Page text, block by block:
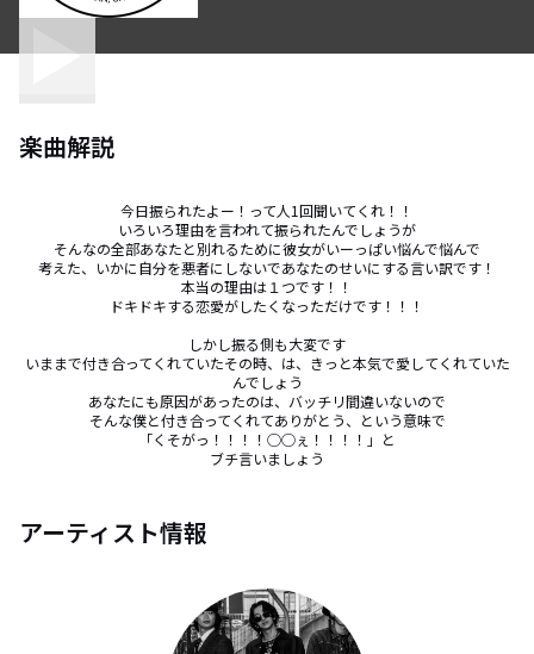
楽曲解説
今日振られたよー！って人1回聞いてくれ！！
いろいろ理由を言われて振られたんでしょうが
そんなの全部あなたと別れるために彼女がいーっぱい悩んで悩んで
考えた、いかに自分を悪者にしないであなたのせいにする言い訳です！
本当の理由は１つです！！
ドキドキする恋愛がしたくなっただけです！！！
しかし振る側も大変です
いままで付き合ってくれていたその時、は、きっと本気で愛してくれていた
んでしょう
あなたにも原因があったのは、バッチリ間違いないので
そんな僕と付き合ってくれてありがとう、という意味で
「くそがっ！！！！◯◯ぇ！！！！」と
ブチ言いましょう
アーティスト情報